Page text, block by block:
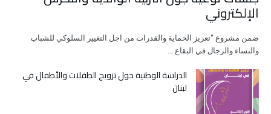
الإلكتروني
ضمن مشروع “تعزيز الحماية والقدرات من اجل التغيير السلوكي للشباب
والنساء والرجال في البقاع …
الدراسة الوطنية حول تزويج الطفلات والأطفال في
لبنان